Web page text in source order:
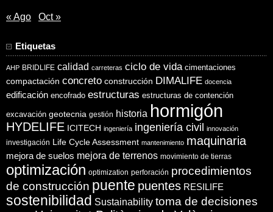
« Ago Oct »
Etiquetas
AHP BRIDLIFE calidad carreteras ciclo de vida cimentaciones
compactación concreto construcción DIMALIFE docencia
edificación encofrado estructuras estructuras de contención
excavación geotecnia gestión historia hormigón
HYDELIFE ICITECH ingeniería ingeniería civil innovación
investigación Life Cycle Assessment mantenimiento maquinaria
mejora de suelos mejora de terrenos movimiento de tierras
optimización optimization perforación procedimientos
de construcción puente puentes RESILIFE
sostenibilidad Sustainability toma de decisiones